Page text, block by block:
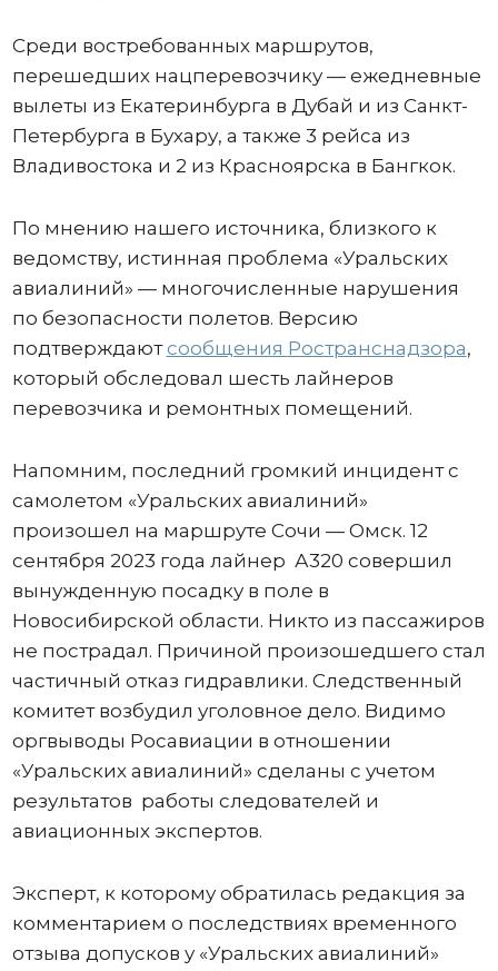
Среди востребованных маршрутов,
перешедших нацперевозчику — ежедневные
вылеты из Екатеринбурга в Дубай и из Санкт-
Петербурга в Бухару, а также 3 рейса из
Владивостока и 2 из Красноярска в Бангкок.
По мнению нашего источника, близкого к
ведомству, истинная проблема «Уральских
авиалиний» — многочисленные нарушения
по безопасности полетов. Версию
подтверждаютсообщения Ространснадзора,
который обследовал шесть лайнеров
перевозчика и ремонтных помещений.
Напомним, последний громкий инцидент с
самолетом «Уральских авиалиний»
произошел на маршруте Сочи — Омск. 12
сентября 2023 года лайнер А320 совершил
вынужденную посадку в поле в
Новосибирской области. Никто из пассажиров
не пострадал. Причиной произошедшего стал
частичный отказ гидравлики. Следственный
комитет возбудил уголовное дело. Видимо
оргвыводы Росавиации в отношении
«Уральских авиалиний» сделаны с учетом
результатов работы следователей и
авиационных экспертов.
Эксперт, к которому обратилась редакция за
комментарием о последствиях временного
отзыва допусков у «Уральских авиалиний»